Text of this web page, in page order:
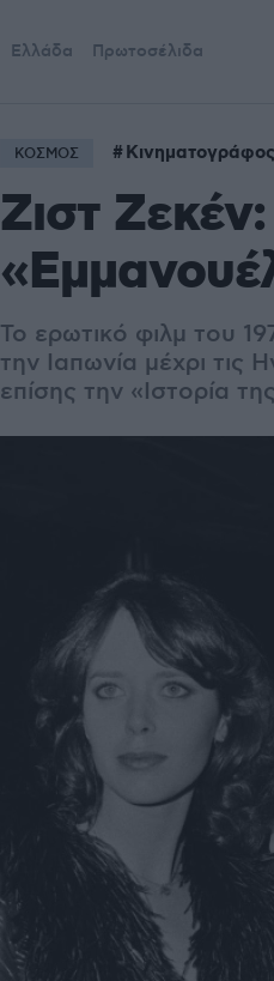
Ελλάδα Πρωτοσέλιδα
ΚΟΣΜΟΣ Κινηματογράφος
Ζιστ
Το ερωτικό φιλμ του
την Ιαπωνία μέχρι τις
επίσης την «Ιστορία